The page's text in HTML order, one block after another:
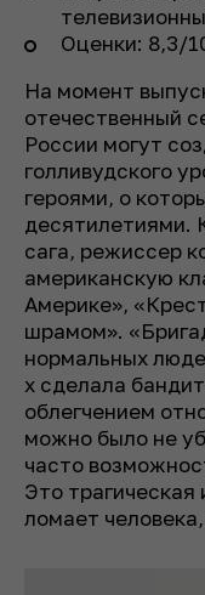
Оценки: 8,3/
На момент
отечественный
России могут
голливудского
героями, о
десятилетиями.
сага, режиссер
американскую
Америке»,
шрамом».
нормальных
х сделала
облегчением
можно было не
часто
Это трагическая
ломает